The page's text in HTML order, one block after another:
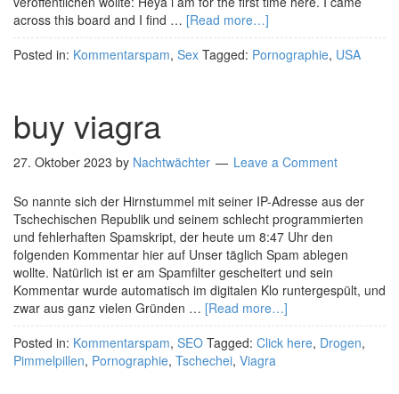
across this board and I find … [Read more…]
Posted in: Kommentarspam, Sex Tagged: Pornographie, USA
buy viagra
27. Oktober 2023 by Nachtwächter Leave a Comment
So nannte sich der Hirnstummel mit seiner IP-Adresse aus der
Tschechischen Republik und seinem schlecht programmierten
und fehlerhaften Spamskript, der heute um 8:47 Uhr den
folgenden Kommentar hier auf Unser täglich Spam ablegen
wollte. Natürlich ist er am Spamfilter gescheitert und sein
Kommentar wurde automatisch im digitalen Klo runtergespült, und
zwar aus ganz vielen Gründen … [Read more…]
Posted in: Kommentarspam, SEO Tagged: Click here, Drogen,
Pimmelpillen, Pornographie, Tschechei, Viagra